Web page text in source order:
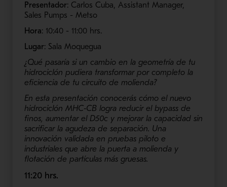
Presentador: Carlos Cuba, Assistant Manager,
Sales Pumps - Metso
Hora: 10:40 - 11:00​ hrs.
Lugar: Sala Moquegua
¿Qué pasaría si un cambio en la geometría de tu
hidrociclón pudiera transformar por completo la
eficiencia de tu circuito de molienda?
En esta presentación conocerás cómo el nuevo
hidrociclón MHC‑CB logra reducir el bypass de
finos, aumentar el D50c y mejorar la capacidad sin
sacrificar la agudeza de separación. Una
innovación validada en pruebas piloto e
industriales que abre la puerta a molienda y
flotación de partículas más gruesas.
11:20 hrs.